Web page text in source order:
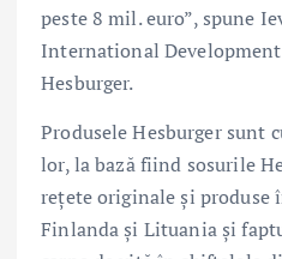
peste 8 mil. euro”, spune
International
Hesburger.
Produsele Hesburger sunt
lor, la bază fiind sosurile
rețete originale și
Finlanda și Lituania și